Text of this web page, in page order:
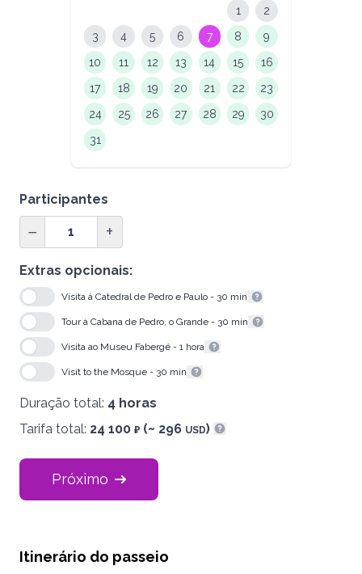
1
2
3
4 5 6 7 8
9
10
11 12 13 14 15
16
17
18 19 20 21 22
23
24
25 26 27 28 29
30
31
Participantes
− +
Extras opcionais:
Visita à Catedral de Pedro e Paulo - 30 min
Tour à Cabana de Pedro, o Grande - 30 min
Visita ao Museu Fabergé - 1 hora
Visit to the Mosque - 30 min
Duração total: 4 horas
Tarifa total: 24 100 ₽ (~ 296 USD)
Próximo
Itinerário do passeio